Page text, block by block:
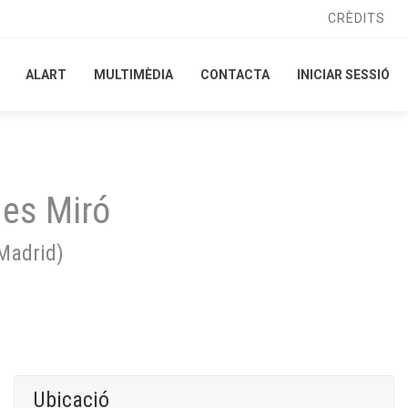
CRÈDITS
ALART MULTIMÈDIA CONTACTA INICIAR SESSIÓ
CRÈDITS
ALART MULTIMÈDIA CONTACTA INICIAR SESSIÓ
Miró
)
Ubicació